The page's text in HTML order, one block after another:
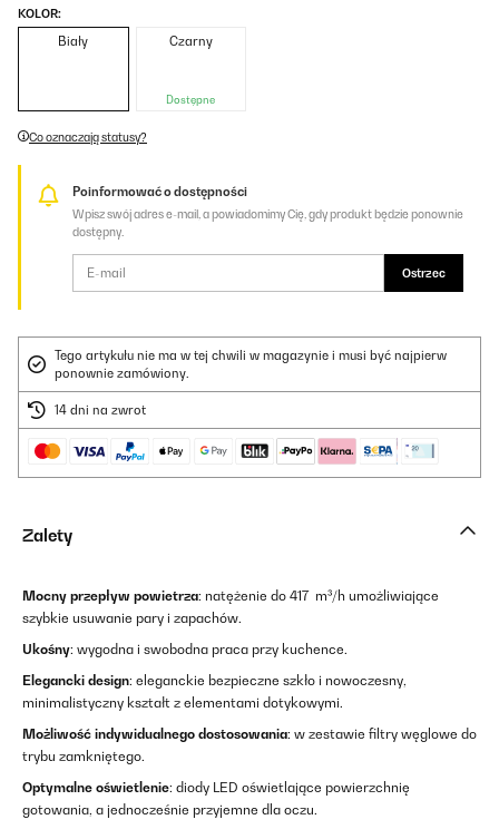
KOLOR:
Biały Czarny
Dostępne
Co oznaczają statusy?
Poinformować o dostępności
Wpisz swój adres e-mail, a powiadomimy Cię, gdy produkt będzie ponownie
dostępny.
Ostrzec
Tego artykułu nie ma w tej chwili w magazynie i musi być najpierw
ponownie zamówiony.
14 dni na zwrot
Zalety
Mocny przepływ powietrza: natężenie do 417 m³/h umożliwiające
szybkie usuwanie pary i zapachów.
Ukośny: wygodna i swobodna praca przy kuchence.
Elegancki design: eleganckie bezpieczne szkło i nowoczesny,
minimalistyczny kształt z elementami dotykowymi.
Możliwość indywidualnego dostosowania: w zestawie filtry węglowe do
trybu zamkniętego.
Optymalne oświetlenie: diody LED oświetlające powierzchnię
gotowania, a jednocześnie przyjemne dla oczu.